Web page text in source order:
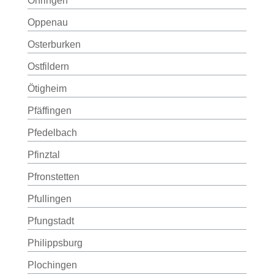
Oppenau
Osterburken
Ostfildern
Ötigheim
Pfäffingen
Pfedelbach
Pfinztal
Pfronstetten
Pfullingen
Pfungstadt
Philippsburg
Plochingen